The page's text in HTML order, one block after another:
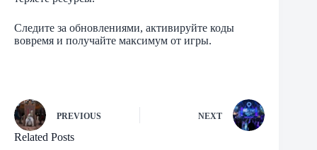
Следите за обновлениями, активируйте коды
вовремя и получайте максимум от игры.
PREVIOUS NEXT
Related Posts